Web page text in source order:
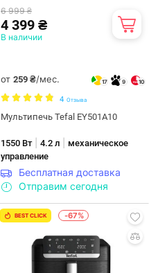
6 999 ₴
4 399 ₴
В наличии
от 259 ₴/мес. 17 9 10
4 Отзыва
Мультипечь Tefal EY501A10
1550 Вт| 4.2 л
механическое
управление
Бесплатная доставка
Отправим сегодня
BEST CLICK -67%